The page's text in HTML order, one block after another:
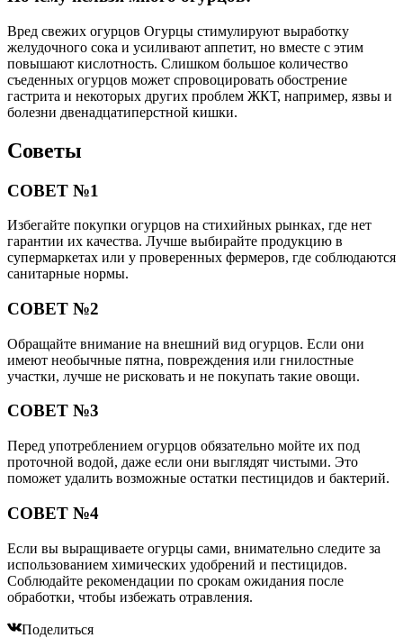
Вред свежих огурцов Огурцы стимулируют выработку
желудочного сока и усиливают аппетит, но вместе с этим
повышают кислотность. Слишком большое количество
съеденных огурцов может спровоцировать обострение
гастрита и некоторых других проблем ЖКТ, например, язвы и
болезни двенадцатиперстной кишки.
Советы
СОВЕТ №1
Избегайте покупки огурцов на стихийных рынках, где нет
гарантии их качества. Лучше выбирайте продукцию в
супермаркетах или у проверенных фермеров, где соблюдаются
санитарные нормы.
СОВЕТ №2
Обращайте внимание на внешний вид огурцов. Если они
имеют необычные пятна, повреждения или гнилостные
участки, лучше не рисковать и не покупать такие овощи.
СОВЕТ №3
Перед употреблением огурцов обязательно мойте их под
проточной водой, даже если они выглядят чистыми. Это
поможет удалить возможные остатки пестицидов и бактерий.
СОВЕТ №4
Если вы выращиваете огурцы сами, внимательно следите за
использованием химических удобрений и пестицидов.
Соблюдайте рекомендации по срокам ожидания после
обработки, чтобы избежать отравления.
Поделиться